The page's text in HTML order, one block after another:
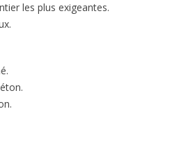
les plus exigeantes.